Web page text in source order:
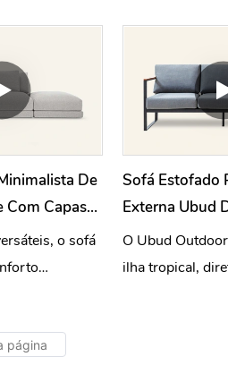
descontraída
casa.
De
Com Capas
o sofá
Sofá Estofado
Externa Ubud
H824
O Ubud
ilha tropical,